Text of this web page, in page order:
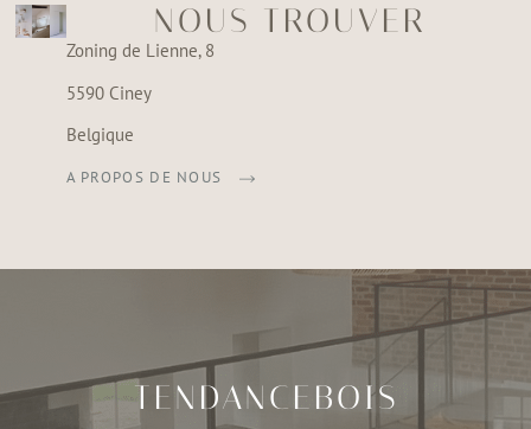
NOUS TROUVER
Zoning de Lienne, 8
5590 Ciney
Belgique
A PROPOS DE NOUS
TENDANCEBOIS
Découvrez-les